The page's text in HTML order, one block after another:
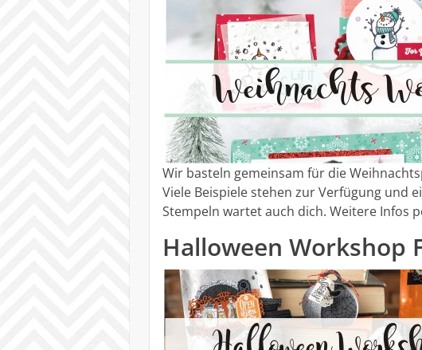
Wir basteln gemeinsam für die
Viele Beispiele stehen zur Verfügung und
Stempeln wartet auch dich. Weitere Infos
Halloween Workshop